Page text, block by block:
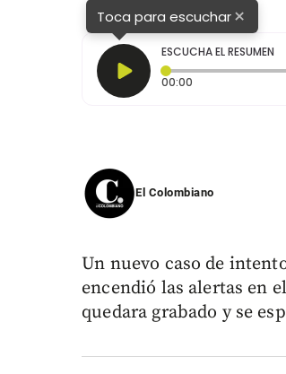
Toca para escuchar×
ESCUCHA EL RESUMEN
00:00
El Colombiano
Un nuevo caso de
encendió las alertas en
quedara grabado y se